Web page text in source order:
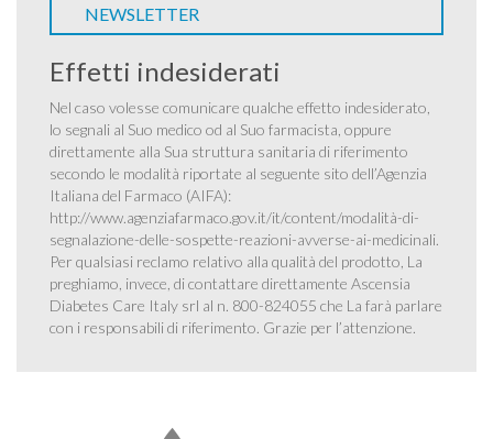
NEWSLETTER
Effetti indesiderati
Nel caso volesse comunicare qualche effetto indesiderato,
lo segnali al Suo medico od al Suo farmacista, oppure
direttamente alla Sua struttura sanitaria di riferimento
secondo le modalità riportate al seguente sito dell’Agenzia
Italiana del Farmaco (AIFA):
http://www.agenziafarmaco.gov.it/it/content/modalità-di-
segnalazione-delle-sospette-reazioni-avverse-ai-medicinali.
Per qualsiasi reclamo relativo alla qualità del prodotto, La
preghiamo, invece, di contattare direttamente Ascensia
Diabetes Care Italy srl al n. 800-824055 che La farà parlare
con i responsabili di riferimento. Grazie per l’attenzione.